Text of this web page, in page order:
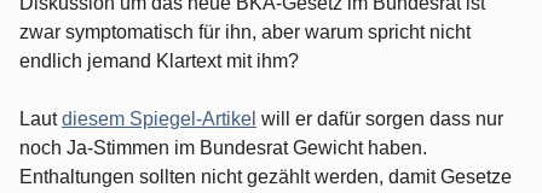
zwar symptomatisch für ihn, aber warum spricht nicht
endlich jemand Klartext mit ihm?
Lautdiesem Spiegel-Artikel will er dafür sorgen dass nur
noch Ja-Stimmen im Bundesrat Gewicht haben.
Enthaltungen sollten nicht gezählt werden, damit Gesetze